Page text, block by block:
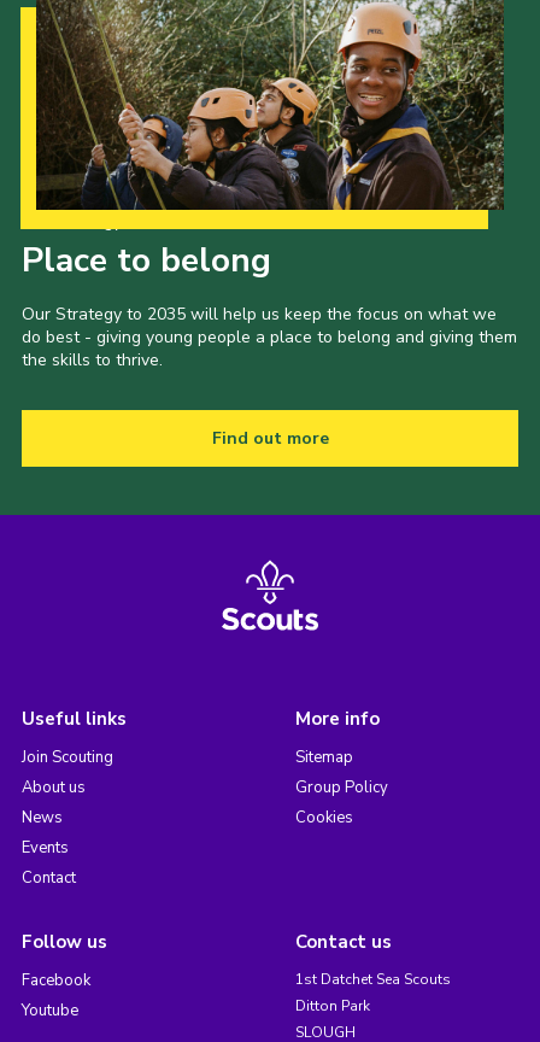
Place to belong
Our Strategy to 2035 will help us keep the focus on what we
do best - giving young people a place to belong and giving them
the skills to thrive.
Find out more
Useful links
Join Scouting
About us
News
Events
Contact
More info
Sitemap
Group Policy
Cookies
Follow us
Facebook
Youtube
Contact us
1st Datchet Sea Scouts
Ditton Park
SLOUGH